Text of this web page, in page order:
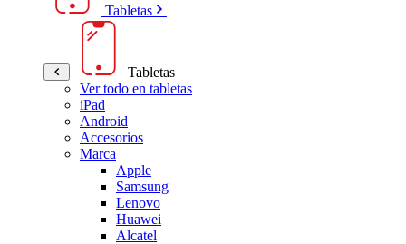
Tabletas
Tabletas
Ver todo en tabletas
iPad
Android
Accesorios
Marca
Apple
Samsung
Lenovo
Huawei
Alcatel